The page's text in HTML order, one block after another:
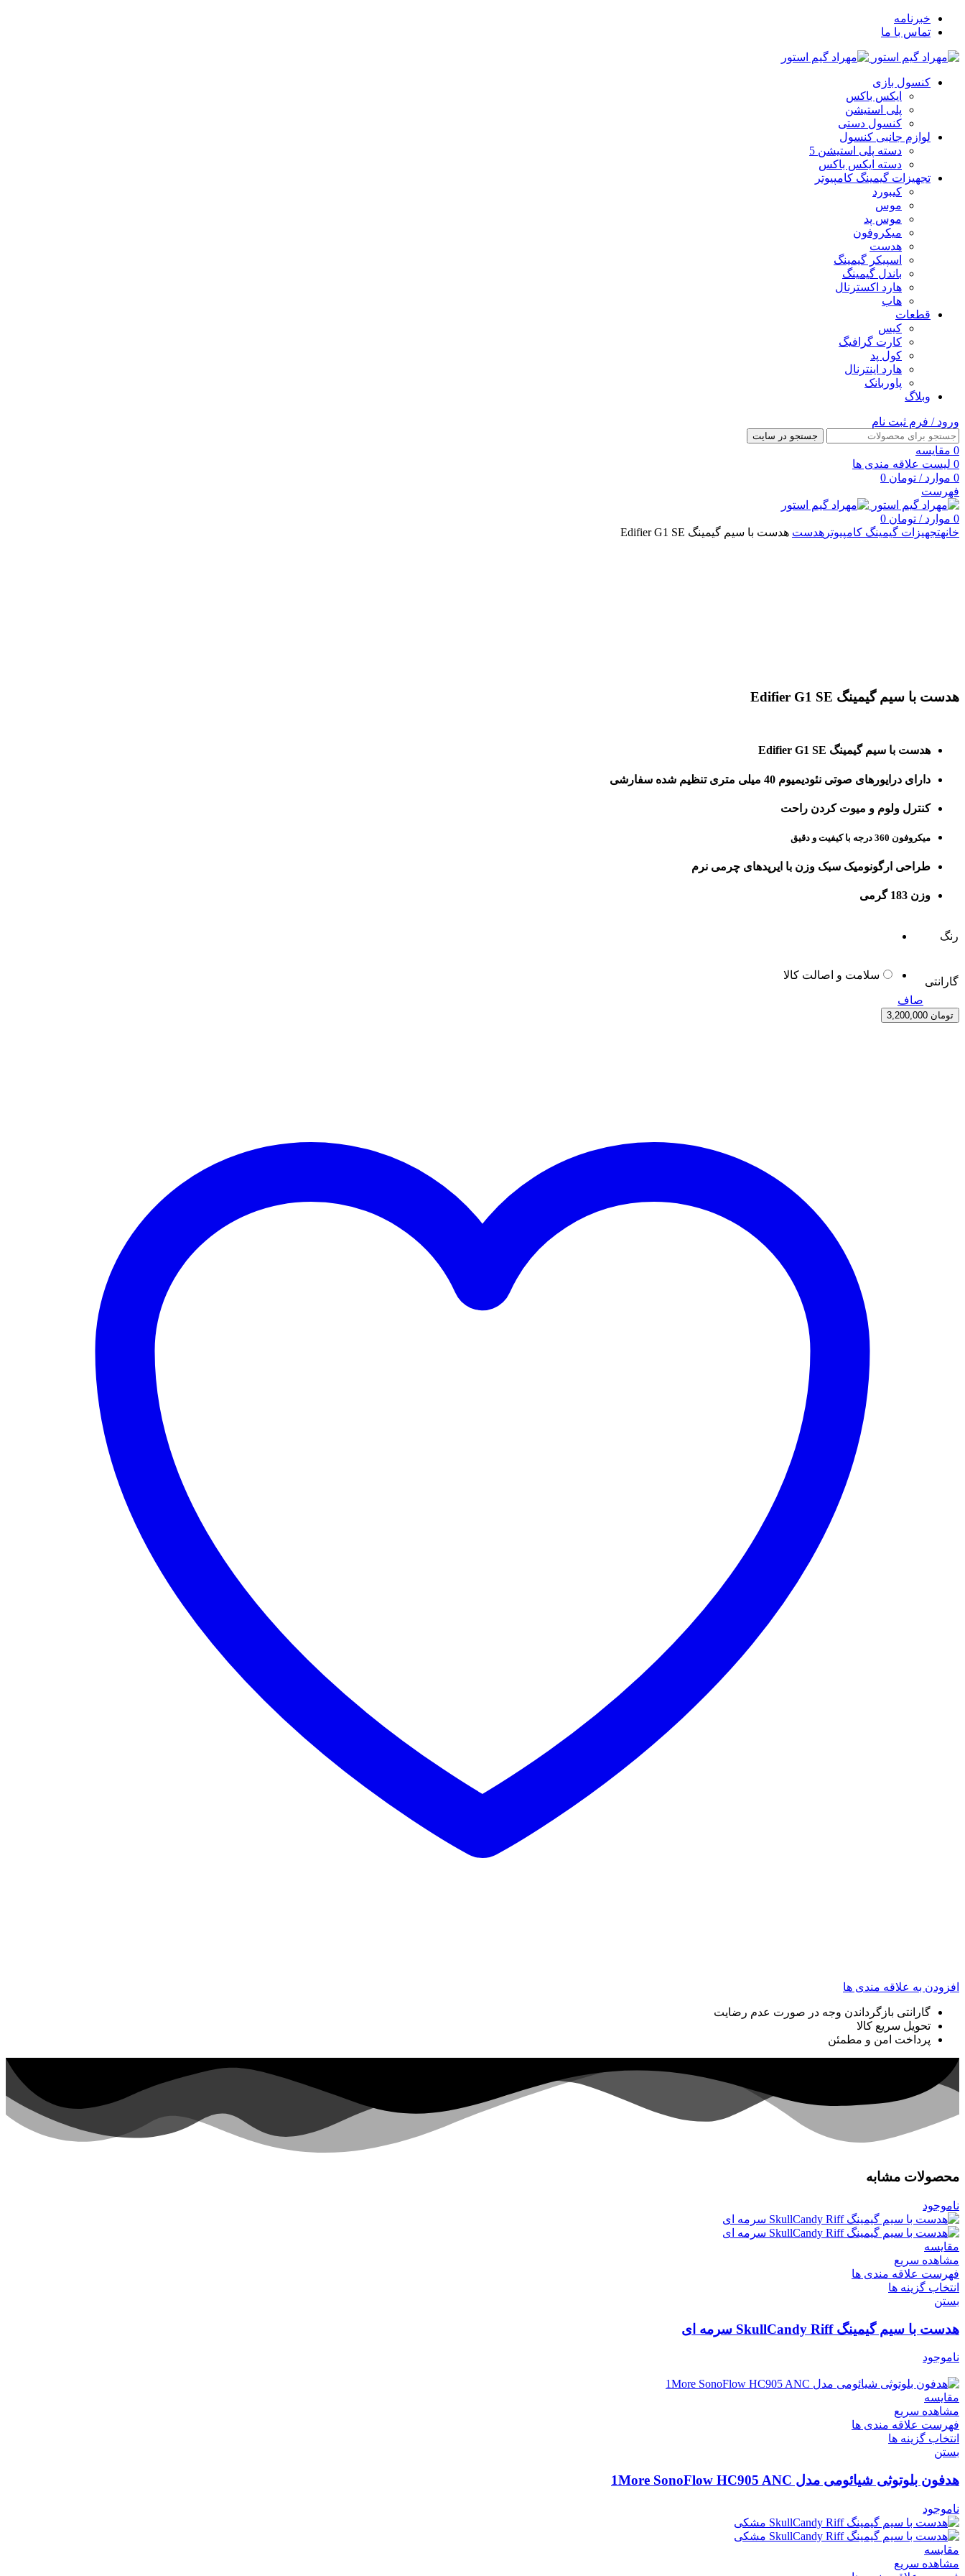
خبرنامه
تماس با ما
کنسول بازی
ایکس باکس
پلی استیشن
کنسول دستی
لوازم جانبی کنسول
دسته پلی استیشن 5
دسته ایکس باکس
تجهیزات گیمینگ کامپیوتر
کیبورد
موس
موس پد
میکروفون
هدست
اسپیکر گیمینگ
باندل گیمینگ
هارد اکسترنال
هاب
قطعات
کیس
کارت گرافیگ
کول پد
هارد اینترنال
پاوربانک
وبلاگ
ورود / فرم ثبت نام
جستجو در سایت
0 مقایسه
0 لیست علاقه مندی ها
0 موارد / تومان
فهرست
0 موارد / تومان
خانهتجهیزات گیمینگ کامپیوتر هدست هدست با سیم گیمینگ Edifier G1 SE
هدست با سیم گیمینگ Edifier G1 SE
هدست با سیم گیمینگ Edifier G1 SE
دارای درایورهای صوتی نئودیمیوم 40 میلی متری تنظیم شده سفارشی
کنترل ولوم و میوت کردن راحت
میکروفون 360 درجه با کیفیت و دقیق
طراحی ارگونومیک سبک وزن با ایرپدهای چرمی نرم
وزن 183 گرمی
رنگ
گارانتی
سلامت و اصالت کالا
صاف
تومان
افزودن به علاقه مندی ها
گارانتی بازگرداندن وجه در صورت عدم رضایت
تحویل سریع کالا
پرداخت امن و مطمئن
محصولات مشابه
ناموجود
مقایسه
مشاهده سریع
فهرست علاقه مندی ها
انتخاب گزینه ها
بستن
هدست با سیم گیمینگ SkullCandy Riff سرمه ای
ناموجود
مقایسه
مشاهده سریع
فهرست علاقه مندی ها
انتخاب گزینه ها
بستن
هدفون بلوتوثی شیائومی مدل 1More SonoFlow HC905 ANC
ناموجود
مقایسه
مشاهده سریع